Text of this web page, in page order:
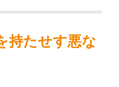
持たせす悪な